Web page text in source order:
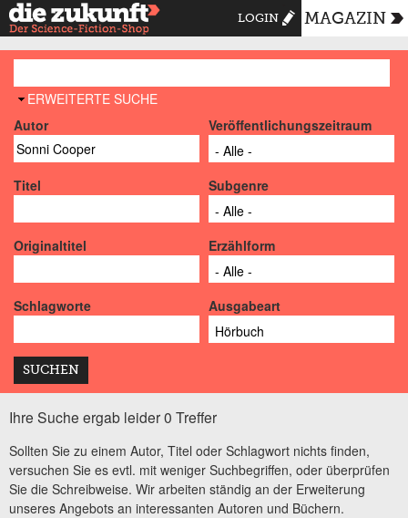
LOGIN MAGAZIN
AUSBLENDEN
ERWEITERTE SUCHE
Autor
Veröffentlichungszeitraum
Titel Subgenre
Originaltitel Erzählform
Schlagworte Ausgabeart
Ihre Suche ergab leider 0 Treffer
Sollten Sie zu einem Autor, Titel oder Schlagwort nichts finden,
versuchen Sie es evtl. mit weniger Suchbegriffen, oder überprüfen
Sie die Schreibweise. Wir arbeiten ständig an der Erweiterung
unseres Angebots an interessanten Autoren und Büchern.